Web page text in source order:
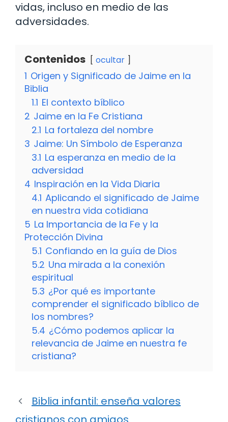
vidas, incluso en medio de las
adversidades.
Contenidos ocultar
1 Origen y Significado de Jaime en la
Biblia
1.1 El contexto bíblico
2 Jaime en la Fe Cristiana
2.1 La fortaleza del nombre
3 Jaime: Un Símbolo de Esperanza
3.1 La esperanza en medio de la
adversidad
4 Inspiración en la Vida Diaria
4.1 Aplicando el significado de Jaime
en nuestra vida cotidiana
5 La Importancia de la Fe y la
Protección Divina
5.1 Confiando en la guía de Dios
5.2 Una mirada a la conexión
espiritual
5.3 ¿Por qué es importante
comprender el significado bíblico de
los nombres?
5.4 ¿Cómo podemos aplicar la
relevancia de Jaime en nuestra fe
cristiana?
Biblia infantil: enseña valores